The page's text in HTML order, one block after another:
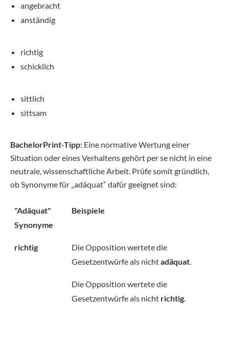
angebracht
anständig
richtig
schicklich
sittlich
sittsam
BachelorPrint-Tipp: Eine normative Wertung einer
Situation oder eines Verhaltens gehört per se nicht in eine
neutrale, wissenschaftliche Arbeit. Prüfe somit gründlich,
ob Synonyme für „adäquat“ dafür geeignet sind:
"Adäquat"
Synonyme
Beispiele
richtig
Die Opposition wertete die
Gesetzentwürfe als nichtadäquat.
Die Opposition wertete die
Gesetzentwürfe als nicht richtig.